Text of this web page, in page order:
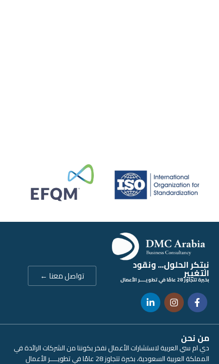
نبتكر الحلول... ونقود
التغيير
بخبرة تتجاوز 28 عامًا في تطويــــر الأعمال تواصل معنا ←
من نحن
دي ام سي العربية لاستشارات الأعمال نفخر بكوننا من الشركات الرائدة في
المملكة العربية السعودية، بخبرة تتجاوز 28 عامًا في تطويــــر الأعمال